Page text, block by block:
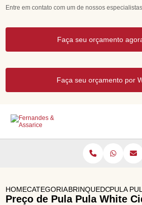
Entre em contato com um de nossos
Faça seu orçamento
Faça seu orçamento por
HOMECATEGORIASBRINQUEDOS DE
PULA
Preço de Pula Pula White